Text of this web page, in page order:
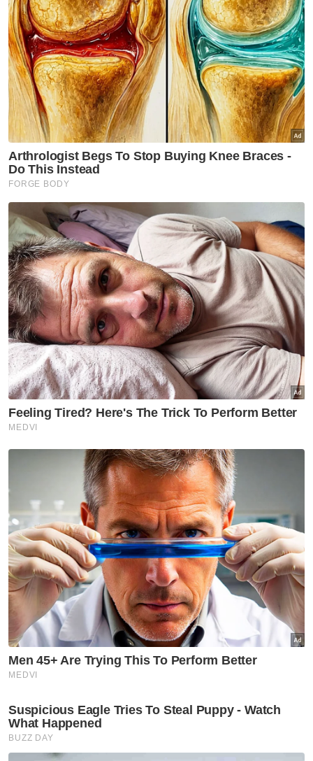
Artikel Disyorkan
Hiburan
Jenazah Cik Man selamat
dikebumikan di Tanah Merah
Hiburan
Karya, jasa Cik Man akan terus
hidup dalam lipatan sejarah
Hiburan
Pemergian Cik Man kehilangan
besar dunia seni - Ahmad
Fadhli
Hiburan
Pelakon filem dan drama, Cik
Man meninggal dunia akibat
serangan jantung